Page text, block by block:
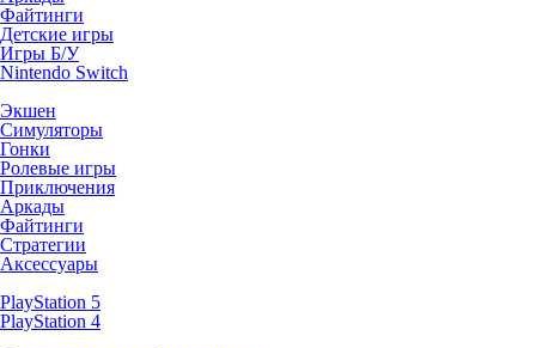
Файтинги
Детские игры
Игры Б/У
Nintendo Switch
Экшен
Симуляторы
Гонки
Ролевые игры
Приключения
Аркады
Файтинги
Стратегии
Аксессуары
PlayStation 5
PlayStation 4